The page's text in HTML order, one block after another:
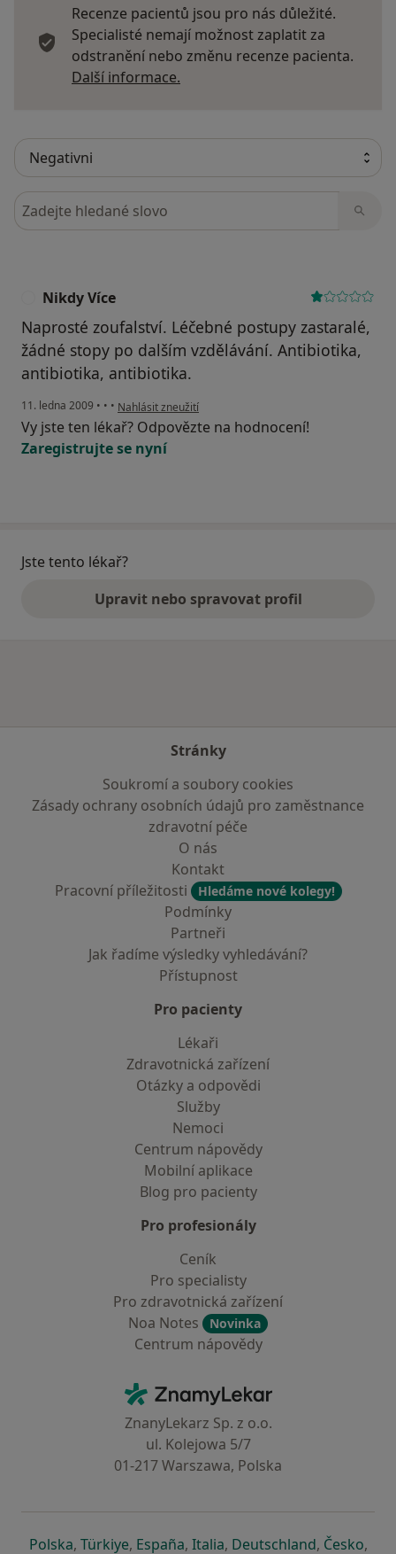
Recenze pacientů jsou pro nás důležité.
Specialisté nemají možnost zaplatit za
odstranění nebo změnu recenze pacienta.
Další informace.
Hledejte v názorech
Nikdy Více
Naprosté zoufalství. Léčebné postupy zastaralé,
žádné stopy po dalším vzdělávání. Antibiotika,
antibiotika, antibiotika.
11. ledna 2009 • • • podle názoru uživatele Nikdy Více
Nahlásit zneužití
Vy jste ten lékař? Odpovězte na hodnocení!
Zaregistrujte se nyní
Jste tento lékař?
Upravit nebo spravovat profil
Stránky
Soukromí a soubory cookies
Zásady ochrany osobních údajů pro zaměstnance
zdravotní péče
O nás
Kontakt
Pracovní příležitosti
Hledáme nové kolegy!
Podmínky
Partneři
Jak řadíme výsledky vyhledávání?
Přístupnost
Pro pacienty
Lékaři
Zdravotnická zařízení
Otázky a odpovědi
Služby
Nemoci
Centrum nápovědy
Mobilní aplikace
Blog pro pacienty
Pro profesionály
Ceník
Pro specialisty
Pro zdravotnická zařízení
Noa Notes
Novinka
Centrum nápovědy
ZnamyLekar - Hlavní stránka
ZnanyLekarz Sp. z o.o.
ul. Kolejowa 5/7
01-217 Warszawa, Polska
Polskase otevře v nové záložce
, Türkiyese otevře v nové záložce
, Españase otevře v nové záložce
, Italiase otevře v nové záložce
, Deutschlandse otevře v
, Českose
,